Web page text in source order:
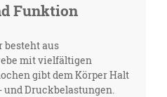
Funktion
besteht aus
mit vielfältigen
gibt dem Körper Halt
und Druckbelastungen.